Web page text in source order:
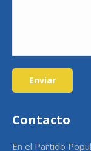
Enviar
Contacto
En el Partido